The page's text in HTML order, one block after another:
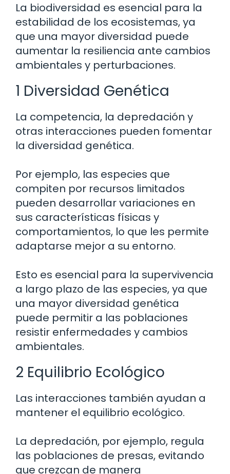
La biodiversidad es esencial para la
estabilidad de los ecosistemas, ya
que una mayor diversidad puede
aumentar la resiliencia ante cambios
ambientales y perturbaciones.
1 Diversidad Genética
La competencia, la depredación y
otras interacciones pueden fomentar
la diversidad genética.
Por ejemplo, las especies que
compiten por recursos limitados
pueden desarrollar variaciones en
sus características físicas y
comportamientos, lo que les permite
adaptarse mejor a su entorno.
Esto es esencial para la supervivencia
a largo plazo de las especies, ya que
una mayor diversidad genética
puede permitir a las poblaciones
resistir enfermedades y cambios
ambientales.
2 Equilibrio Ecológico
Las interacciones también ayudan a
mantener el equilibrio ecológico.
La depredación, por ejemplo, regula
las poblaciones de presas, evitando
que crezcan de manera